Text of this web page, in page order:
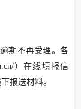
期不再受理。各
）在线填报信
报送材料。